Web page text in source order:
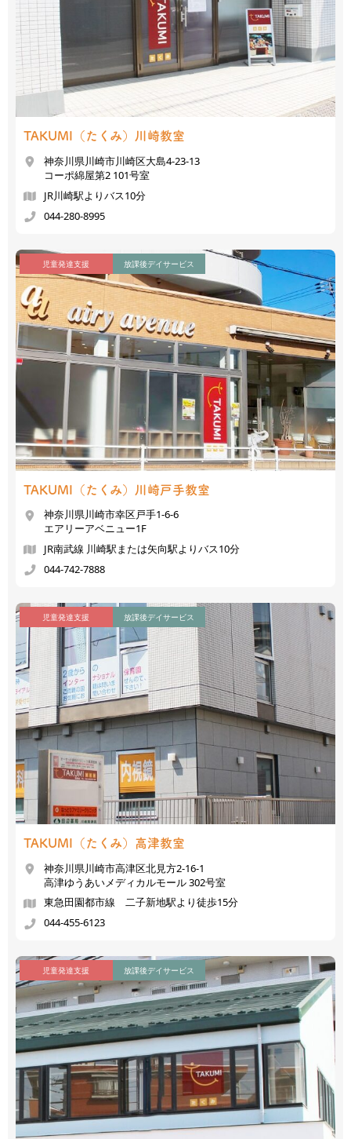
TAKUMI（たくみ） 川崎教室
神奈川県川崎市川崎区大島4-23-13
コーポ綿屋第2 101号室
JR川崎駅よりバス10分
044-280-8995
TAKUMI（たくみ） 川崎戸手教室
児童発達支援 放課後デイサービス
神奈川県川崎市幸区戸手1-6-6
エアリーアベニュー1F
JR南武線 川崎駅または矢向駅よりバス10分
044-742-7888
TAKUMI（たくみ） 高津教室
児童発達支援 放課後デイサービス
神奈川県川崎市高津区北見方2-16-1
高津ゆうあいメディカルモール 302号室
東急田園都市線 二子新地駅より徒歩15分
044-455-6123
児童発達支援 放課後デイサービス